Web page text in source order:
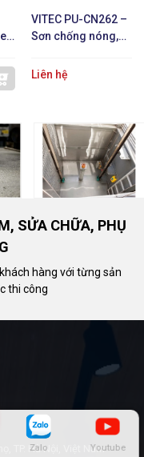
Zalo Youtube
1
VITEC PU-CN262 –
Sơn chống nóng,
xạ nhiệt
Liên hệ
SỬA CHỮA, PHỤ
hàng với từng sản
thi công
TP. Hà Nội, Việt Nam